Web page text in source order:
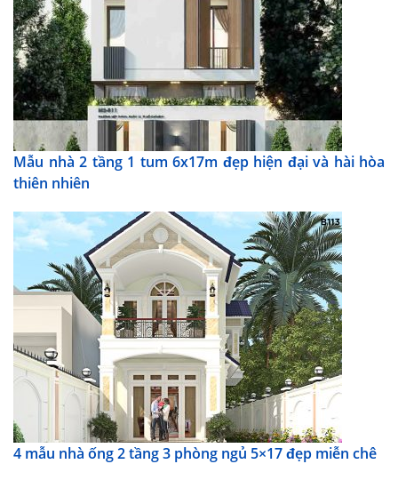
Mẫu nhà 2 tầng 1 tum 6x17m đẹp hiện đại và hài hòa
thiên nhiên
4 mẫu nhà ống 2 tầng 3 phòng ngủ 5×17 đẹp miễn chê